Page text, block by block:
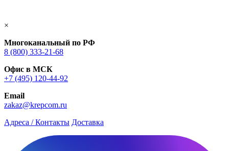
×
Многоканальный по РФ
8 (800) 333‑21-68
Офис в МСК
+7 (495) 120-44-92
Email
zakaz@krepcom.ru
Адреса / Контакты Доставка